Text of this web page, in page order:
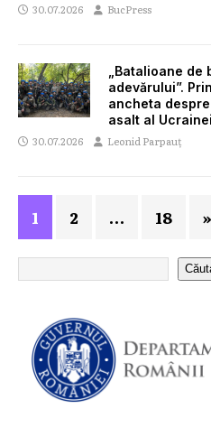
30.07.2026 BucPress
„Batalioane de
adevărului”.
ancheta
asalt al Ucrainei
30.07.2026 Leonid Parpauț
1 2 … 18 »